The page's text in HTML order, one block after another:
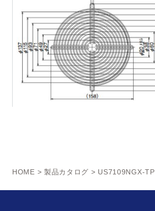
HOME > 製品カタログ > US7109NGX-TP